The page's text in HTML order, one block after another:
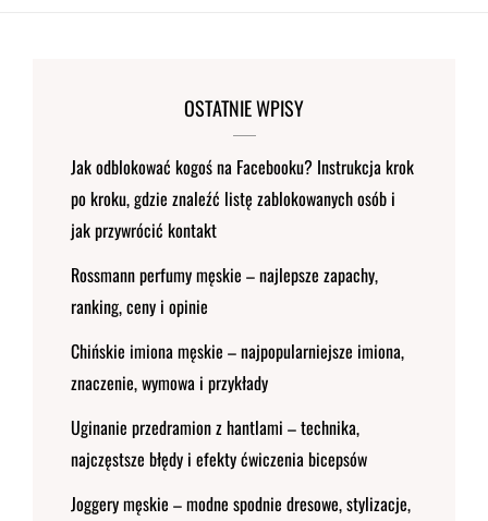
OSTATNIE WPISY
Jak odblokować kogoś na Facebooku? Instrukcja krok
po kroku, gdzie znaleźć listę zablokowanych osób i
jak przywrócić kontakt
Rossmann perfumy męskie – najlepsze zapachy,
ranking, ceny i opinie
Chińskie imiona męskie – najpopularniejsze imiona,
znaczenie, wymowa i przykłady
Uginanie przedramion z hantlami – technika,
najczęstsze błędy i efekty ćwiczenia bicepsów
Joggery męskie – modne spodnie dresowe, stylizacje,